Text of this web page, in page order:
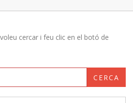
cercar i feu clic en el botó de
CERCA